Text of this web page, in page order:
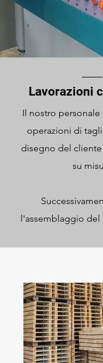
Lavorazioni
Il nostro
operazioni di
disegno del
su
l'assemblaggio